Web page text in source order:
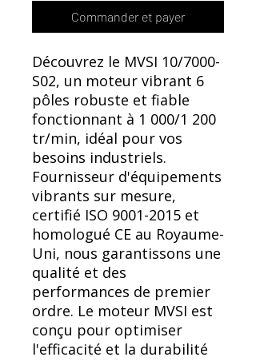
Commander et payer
Découvrez le MVSI 10/7000-
S02, un moteur vibrant 6
pôles robuste et fiable
fonctionnant à 1 000/1 200
tr/min, idéal pour vos
besoins industriels.
Fournisseur d'équipements
vibrants sur mesure,
certifié ISO 9001-2015 et
homologué CE au Royaume-
Uni, nous garantissons une
qualité et des
performances de premier
ordre. Le moteur MVSI est
conçu pour optimiser
l'efficacité et la durabilité